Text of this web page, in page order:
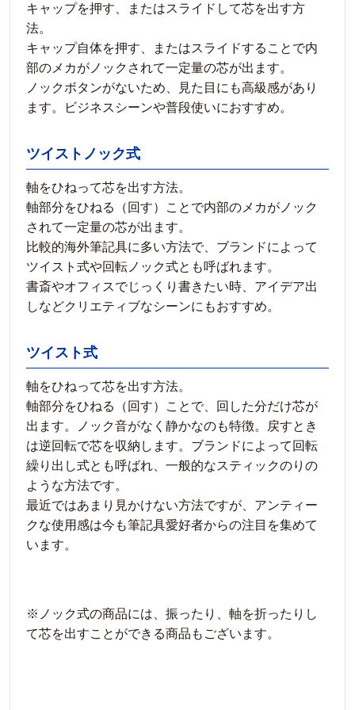
キャップを押す、またはスライドして芯を出す方
法。
キャップ自体を押す、またはスライドすることで内
部のメカがノックされて一定量の芯が出ます。
ノックボタンがないため、見た目にも高級感があり
ます。ビジネスシーンや普段使いにおすすめ。
ツイストノック式
軸をひねって芯を出す方法。
軸部分をひねる（回す）ことで内部のメカがノック
されて一定量の芯が出ます。
比較的海外筆記具に多い方法で、ブランドによって
ツイスト式や回転ノック式とも呼ばれます。
書斎やオフィスでじっくり書きたい時、アイデア出
しなどクリエティブなシーンにもおすすめ。
ツイスト式
軸をひねって芯を出す方法。
軸部分をひねる（回す）ことで、回した分だけ芯が
出ます。ノック音がなく静かなのも特徴。戻すとき
は逆回転で芯を収納します。ブランドによって回転
繰り出し式とも呼ばれ、一般的なスティックのりの
ような方法です。
最近ではあまり見かけない方法ですが、アンティー
クな使用感は今も筆記具愛好者からの注目を集めて
います。
※ノック式の商品には、振ったり、軸を折ったりし
て芯を出すことができる商品もございます。